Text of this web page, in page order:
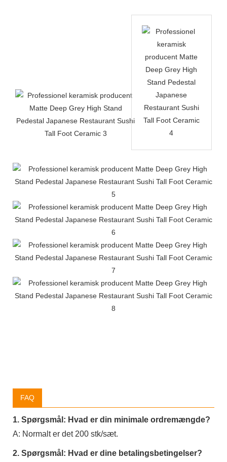
FAQ
1. Spørgsmål: Hvad er din minimale ordremængde?
A: Normalt er det 200 stk/sæt.
2. Spørgsmål: Hvad er dine betalingsbetingelser?